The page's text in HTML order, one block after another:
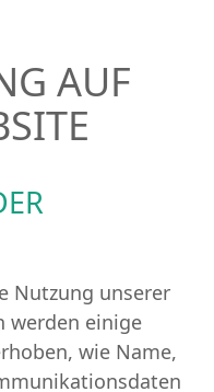
AUF
Nutzung unserer
werden einige
wie Name,